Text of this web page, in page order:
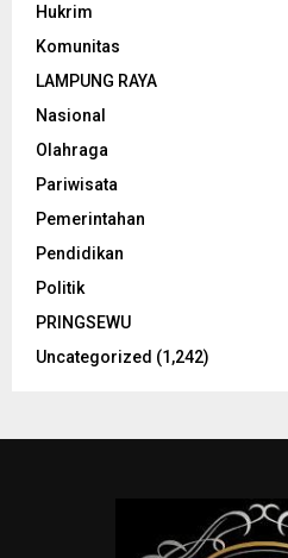
Hukrim
Komunitas
LAMPUNG RAYA
Nasional
Olahraga
Pariwisata
Pemerintahan
Pendidikan
Politik
PRINGSEWU
Uncategorized (1,242)